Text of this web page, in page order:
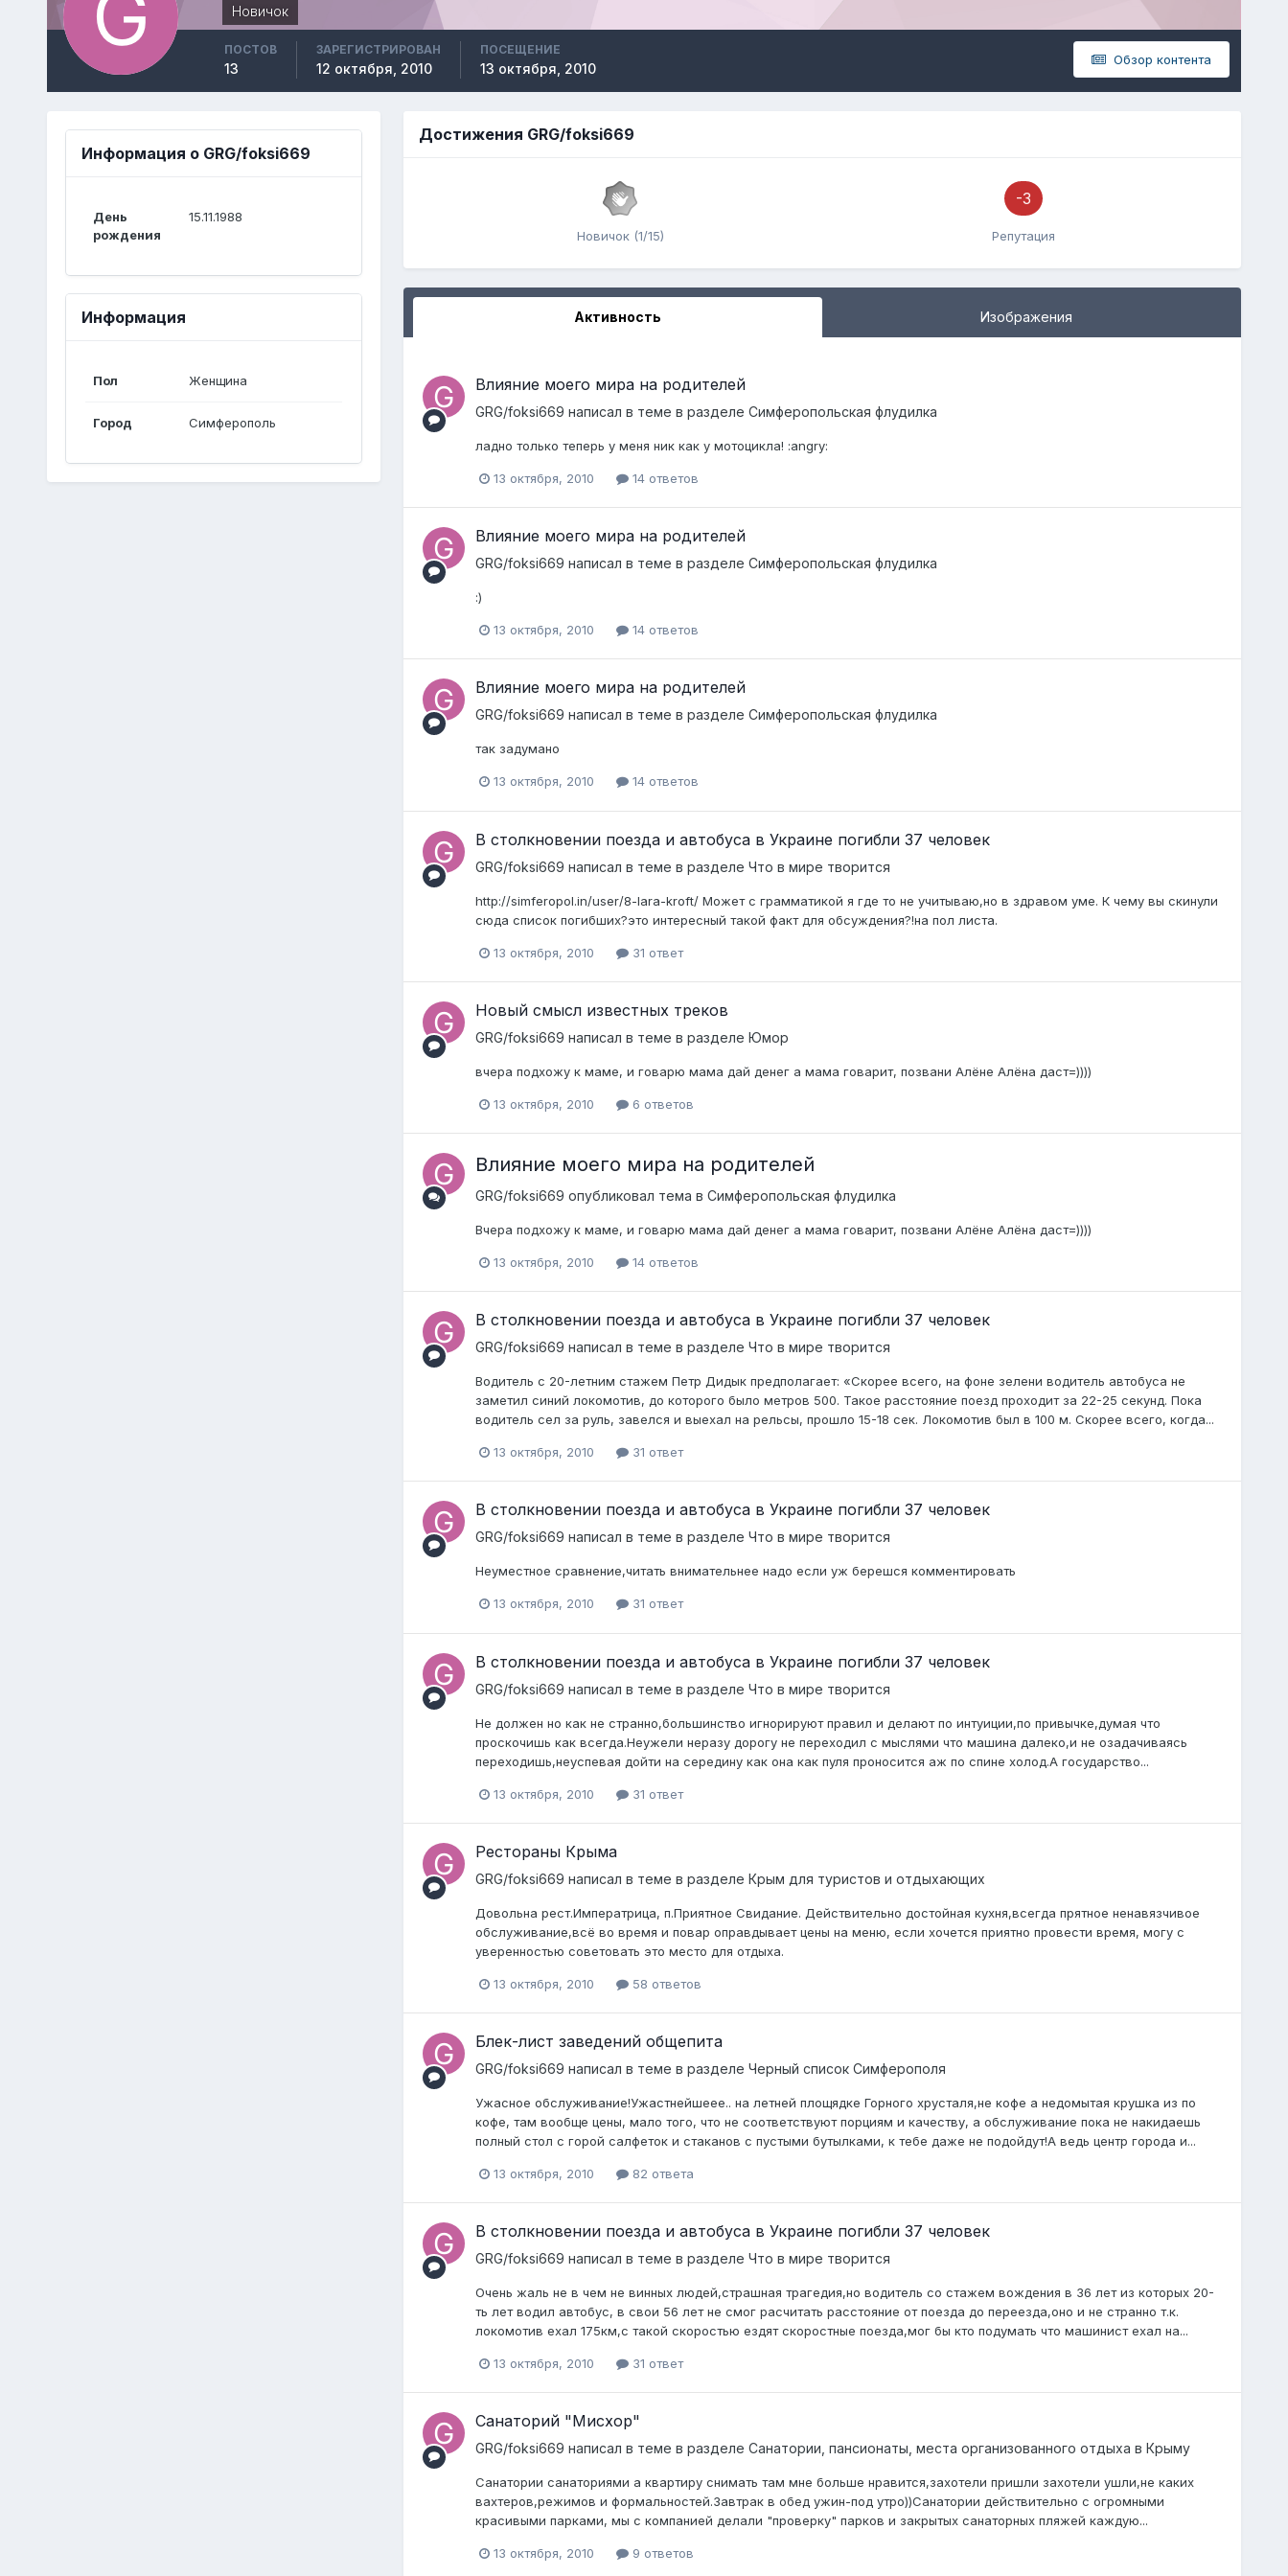
Новичок
Обзор контента
ПОСТОВ
13
ЗАРЕГИСТРИРОВАН
12 октября, 2010
ПОСЕЩЕНИЕ
13 октября, 2010
Информация о GRG/foksi669
День
рождения
15.11.1988
Информация
Пол Женщина
Город Симферополь
Достижения GRG/foksi669
Новичок (1/15)
-3
Репутация
Активность Изображения
Влияние моего мира на родителей
GRG/foksi669 написал в теме в разделе Симферопольская флудилка
ладно только теперь у меня ник как у мотоцикла! :angry:
13 октября, 2010 14 ответов
Влияние моего мира на родителей
GRG/foksi669 написал в теме в разделе Симферопольская флудилка
:)
13 октября, 2010 14 ответов
Влияние моего мира на родителей
GRG/foksi669 написал в теме в разделе Симферопольская флудилка
так задумано
13 октября, 2010 14 ответов
В столкновении поезда и автобуса в Украине погибли 37 человек
GRG/foksi669 написал в теме в разделе Что в мире творится
http://simferopol.in/user/8-lara-kroft/ Может с грамматикой я где то не учитываю,но в здравом уме. К чему вы скинули
сюда список погибших?это интересный такой факт для обсуждения?!на пол листа.
13 октября, 2010 31 ответ
Новый смысл известных треков
GRG/foksi669 написал в теме в разделе Юмор
вчера подхожу к маме, и говарю мама дай денег а мама говарит, позвани Алёне Алёна даст=))))
13 октября, 2010 6 ответов
Влияние моего мира на родителей
GRG/foksi669 опубликовал тема в Симферопольская флудилка
Вчера подхожу к маме, и говарю мама дай денег а мама говарит, позвани Алёне Алёна даст=))))
13 октября, 2010 14 ответов
В столкновении поезда и автобуса в Украине погибли 37 человек
GRG/foksi669 написал в теме в разделе Что в мире творится
Водитель с 20-летним стажем Петр Дидык предполагает: «Скорее всего, на фоне зелени водитель автобуса не
заметил синий локомотив, до которого было метров 500. Такое расстояние поезд проходит за 22-25 секунд. Пока
водитель сел за руль, завелся и выехал на рельсы, прошло 15-18 сек. Локомотив был в 100 м. Скорее всего, когда...
13 октября, 2010 31 ответ
В столкновении поезда и автобуса в Украине погибли 37 человек
GRG/foksi669 написал в теме в разделе Что в мире творится
Неуместное сравнение,читать внимательнее надо если уж берешся комментировать
13 октября, 2010 31 ответ
В столкновении поезда и автобуса в Украине погибли 37 человек
GRG/foksi669 написал в теме в разделе Что в мире творится
Не должен но как не странно,большинство игнорируют правил и делают по интуиции,по привычке,думая что
проскочишь как всегда.Неужели неразу дорогу не переходил с мыслями что машина далеко,и не озадачиваясь
переходишь,неуспевая дойти на середину как она как пуля проносится аж по спине холод.А государство...
13 октября, 2010 31 ответ
Рестораны Крыма
GRG/foksi669 написал в теме в разделе Крым для туристов и отдыхающих
Довольна рест.Императрица, п.Приятное Свидание. Действительно достойная кухня,всегда прятное ненавязчивое
обслуживание,всё во время и повар оправдывает цены на меню, если хочется приятно провести время, могу с
уверенностью советовать это место для отдыха.
13 октября, 2010 58 ответов
Блек-лист заведений общепита
GRG/foksi669 написал в теме в разделе Черный список Симферополя
Ужасное обслуживание!Ужастнейшеее.. на летней площядке Горного хрусталя,не кофе а недомытая крушка из по
кофе, там вообще цены, мало того, что не соответствуют порциям и качеству, а обслуживание пока не накидаешь
полный стол с горой салфеток и стаканов с пустыми бутылками, к тебе даже не подойдут!А ведь центр города и...
13 октября, 2010 82 ответа
В столкновении поезда и автобуса в Украине погибли 37 человек
GRG/foksi669 написал в теме в разделе Что в мире творится
Очень жаль не в чем не винных людей,страшная трагедия,но водитель со стажем вождения в 36 лет из которых 20-
ть лет водил автобус, в свои 56 лет не смог расчитать расстояние от поезда до переезда,оно и не странно т.к.
локомотив ехал 175км,с такой скоростью ездят скоростные поезда,мог бы кто подумать что машинист ехал на...
13 октября, 2010 31 ответ
Санаторий "Мисхор"
GRG/foksi669 написал в теме в разделе Санатории, пансионаты, места организованного отдыха в Крыму
Санатории санаториями а квартиру снимать там мне больше нравится,захотели пришли захотели ушли,не каких
вахтеров,режимов и формальностей.Завтрак в обед ужин-под утро))Санатории действительно с огромными
красивыми парками, мы с компанией делали "проверку" парков и закрытых санаторных пляжей каждую...
13 октября, 2010 9 ответов